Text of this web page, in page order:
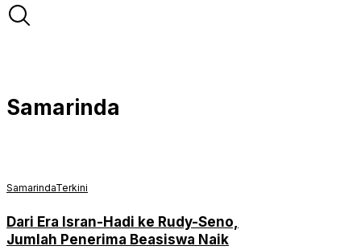
Samarinda
SamarindaTerkini
Dari Era Isran-Hadi ke Rudy-Seno,
Jumlah Penerima Beasiswa Naik